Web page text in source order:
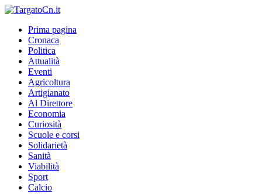
Prima pagina
Cronaca
Politica
Attualità
Eventi
Agricoltura
Artigianato
Al Direttore
Economia
Curiosità
Scuole e corsi
Solidarietà
Sanità
Viabilità
Sport
Calcio